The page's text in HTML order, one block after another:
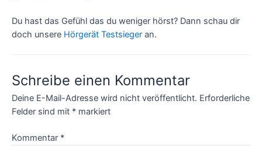
Du hast das Gefühl das du weniger hörst? Dann schau dir
doch unsere Hörgerät Testsieger an.
Schreibe einen Kommentar
Deine E-Mail-Adresse wird nicht veröffentlicht. Erforderliche
Felder sind mit * markiert
Kommentar *